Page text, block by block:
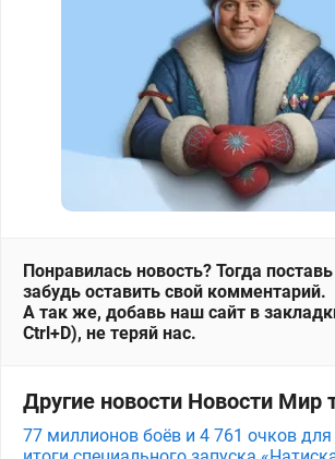
Понравилась новость? Тогда
забудь оставить свой комментарий.
А так же, добавь наш сайт в
Ctrl+D), не теряй нас.
Другие новости Новости Мир
77 миллионов боёв и 4 761 очков